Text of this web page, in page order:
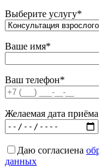
Выберите услугу*
Ваше имя*
Ваш телефон*
Желаемая дата приёма
Даю согласиена
данных